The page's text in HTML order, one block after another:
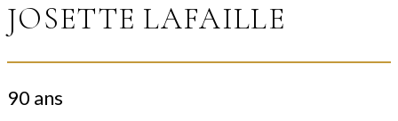
JOSETTE LAFAILLE
90 ans